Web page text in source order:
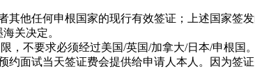
其他任何申根国家的现行有效签证；上述国家
关决定。
，不要求必须经过美国/英国/加拿大/日本/申根国。
约面试当天签证费会提供给申请人本人。因为签